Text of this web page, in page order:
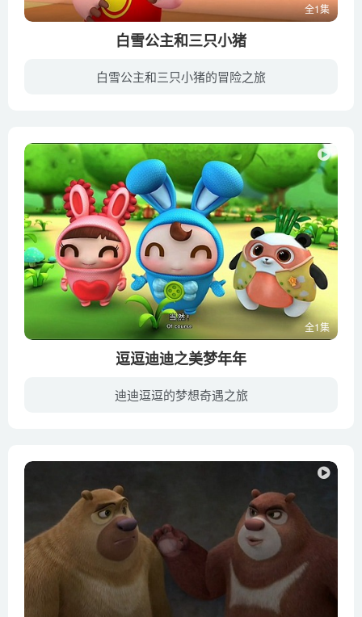
全1集
白雪公主和三只小猪
白雪公主和三只小猪的冒险之旅
全1集
逗逗迪迪之美梦年年
迪迪逗逗的梦想奇遇之旅